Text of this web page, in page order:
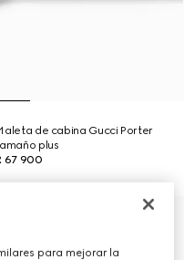
de cabina Gucci Porter
plus
67 900
para mejorar la